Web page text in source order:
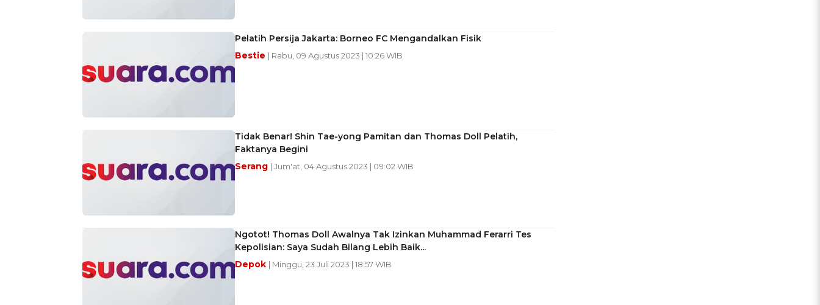
Pelatih Persija Jakarta: Borneo FC Mengandalkan Fisik
Bestie | Rabu, 09 Agustus 2023 | 10:26 WIB
Tidak Benar! Shin Tae-yong Pamitan dan Thomas Doll Pelatih,
Faktanya Begini
Serang | Jum'at, 04 Agustus 2023 | 09:02 WIB
Ngotot! Thomas Doll Awalnya Tak Izinkan Muhammad Ferarri Tes
Kepolisian: Saya Sudah Bilang Lebih Baik...
Depok | Minggu, 23 Juli 2023 | 18:57 WIB